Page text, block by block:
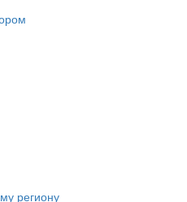
региону